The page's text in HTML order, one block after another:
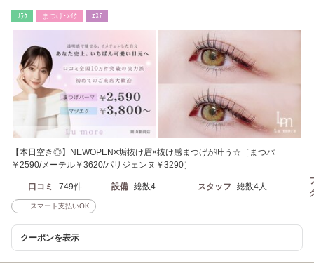
ﾘﾗｸ まつげ･ﾒｲｸ ｴｽﾃ
【本日空き◎】NEWOPEN×垢抜け眉×抜け感まつげが叶う☆［まつパ
￥2590/メーテル￥3620/パリジェンヌ￥3290］
口コミ 749件 設備 総数4 スタッフ 総数4人
スマート支払いOK
クーポンを表示